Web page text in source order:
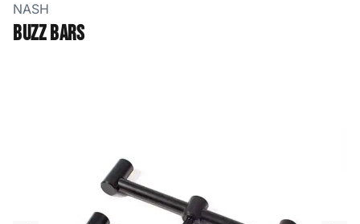
NASH
Buzz Bars